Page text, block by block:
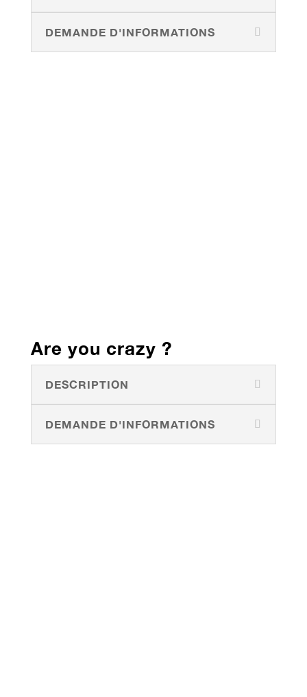
DEMANDE D'INFORMATIONS
Are you crazy ?
DESCRIPTION
DEMANDE D'INFORMATIONS